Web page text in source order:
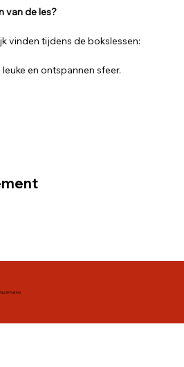
van de les?
vinden tijdens de bokslessen:
leuke en ontspannen sfeer.